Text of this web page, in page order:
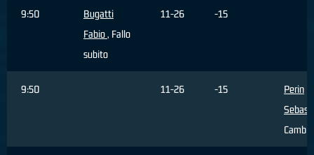
9:50
Bugatti
Fabio, Fallo
subito
11-26 -15
9:50 11-26 -15
Perin
Cambio